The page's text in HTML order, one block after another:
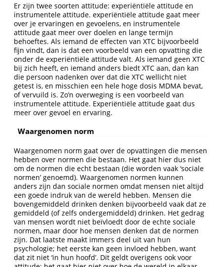
Er zijn twee soorten attitude: experiëntiële attitude en
instrumentele attitude. experiëntiële attitude gaat meer
over je ervaringen en gevoelens, en instrumentele
attitude gaat meer over doelen en lange termijn
behoeftes. Als iemand de effecten van XTC bijvoorbeeld
fijn vindt, dan is dat een voorbeeld van een opvatting die
onder de experiëntiële attitude valt. Als iemand geen XTC
bij zich heeft, en iemand anders biedt XTC aan, dan kan
die persoon nadenken over dat die XTC wellicht niet
getest is, en misschien een hele hoge dosis MDMA bevat,
of vervuild is. Zo’n overweging is een voorbeeld van
instrumentele attitude. Experiëntiële attitude gaat dus
meer over gevoel en ervaring.
Waargenomen norm
Waargenomen norm gaat over de opvattingen die mensen
hebben over normen die bestaan. Het gaat hier dus niet
om de normen die echt bestaan (die worden vaak ‘sociale
normen’ genoemd). Waargenomen normen kunnen
anders zijn dan sociale normen omdat mensen niet altijd
een goede indruk van de wereld hebben. Mensen die
bovengemiddeld drinken denken bijvoorbeeld vaak dat ze
gemiddeld (of zelfs ondergemiddeld) drinken. Het gedrag
van mensen wordt niet beïvloedt door de echte sociale
normen, maar door hoe mensen denken dat de normen
zijn. Dat laatste maakt immers deel uit van hun
psychologie; het eerste kan geen invloed hebben, want
dat zit niet ‘in hun hoofd’. Dit geldt overigens ook voor